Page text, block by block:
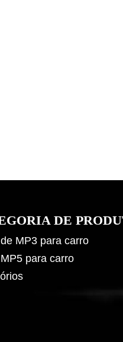
DE
MP3 para carro
para carro